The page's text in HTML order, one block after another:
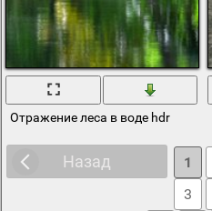
Отражение леса в воде hdr
Назад 1
3